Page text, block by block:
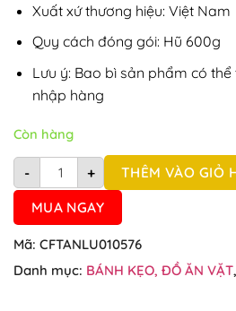
11.90.
$NZ
10.50.
Xuất xứ thương hiệu: Việt Nam
Quy cách đóng gói: Hũ 600g
Lưu ý: Bao bì sản phẩm có
nhập hàng
Còn hàng
-
Mãng cầu dầm đường mía Tấn
+
THÊM VÀO GIỎ
MUA NGAY
Mã: CFTANLU010576
Danh mục: BÁNH KẸO, ĐỒ ĂN VẶT,